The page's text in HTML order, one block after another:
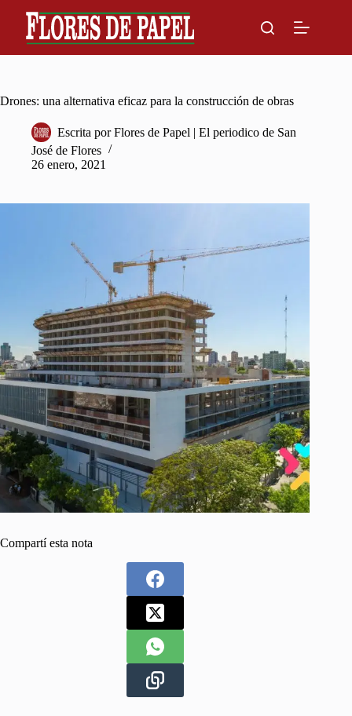
content
Drones: una alternativa eficaz para la construcción de obras
Escrita por Flores de Papel | El periodico de San
José de Flores
26 enero, 2021
Compartí esta nota